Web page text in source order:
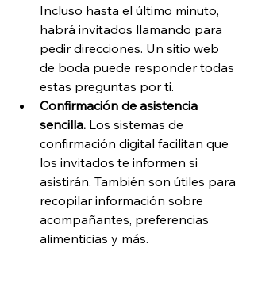
Incluso hasta el último minuto,
habrá invitados llamando para
pedir direcciones. Un sitio web
de boda puede responder todas
estas preguntas por ti.
Confirmación de asistencia
sencilla. Los sistemas de
confirmación digital facilitan que
los invitados te informen si
asistirán. También son útiles para
recopilar información sobre
acompañantes, preferencias
alimenticias y más.